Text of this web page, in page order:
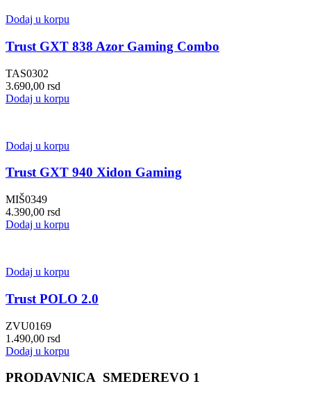
Dodaj u korpu
Trust GXT 838 Azor Gaming Combo
TAS0302
3.690,00 rsd
Dodaj u korpu
Dodaj u korpu
Trust GXT 940 Xidon Gaming
MIŠ0349
4.390,00 rsd
Dodaj u korpu
Dodaj u korpu
Trust POLO 2.0
ZVU0169
1.490,00 rsd
Dodaj u korpu
PRODAVNICA SMEDEREVO 1